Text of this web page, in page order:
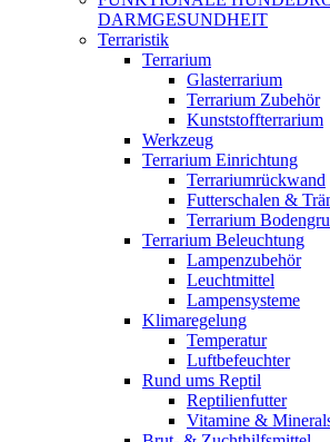
DARMGESUNDHEIT
Terraristik
Terrarium
Glasterrarium
Terrarium Zubehör
Kunststoffterrarium
Werkzeug
Terrarium Einrichtung
Terrariumrückwand
Futterschalen &
Terrarium
Terrarium Beleuchtung
Lampenzubehör
Leuchtmittel
Lampensysteme
Klimaregelung
Temperatur
Luftbefeuchter
Rund ums Reptil
Reptilienfutter
Vitamine &